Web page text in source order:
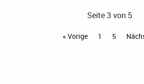
Seite 3 von 5
« Vorige 1 5